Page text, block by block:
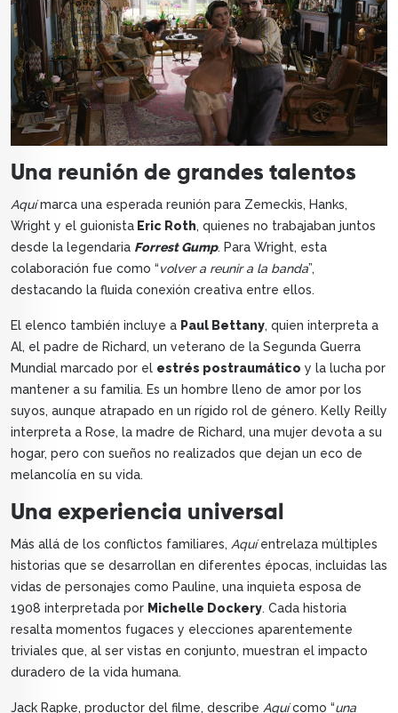
Una reunión de grandes talentos
Aquímarca una esperada reunión para Zemeckis, Hanks,
Wright y el guionista Eric Roth, quienes no trabajaban juntos
desde la legendaria Forrest Gump. Para Wright, esta
colaboración fue como “volver a reunir a la banda”,
destacando la fluida conexión creativa entre ellos.
El elenco también incluye a Paul Bettany, quien interpreta a
Al, el padre de Richard, un veterano de la Segunda Guerra
Mundial marcado por el estrés postraumático y la lucha por
mantener a su familia. Es un hombre lleno de amor por los
suyos, aunque atrapado en un rígido rol de género. Kelly Reilly
interpreta a Rose, la madre de Richard, una mujer devota a su
hogar, pero con sueños no realizados que dejan un eco de
melancolía en su vida.
Una experiencia universal
Más allá de los conflictos familiares, Aquíentrelaza múltiples
historias que se desarrollan en diferentes épocas, incluidas las
vidas de personajes como Pauline, una inquieta esposa de
1908 interpretada por Michelle Dockery. Cada historia
resalta momentos fugaces y elecciones aparentemente
triviales que, al ser vistas en conjunto, muestran el impacto
duradero de la vida humana.
Jack Rapke, productor del filme, describe Aquícomo “una